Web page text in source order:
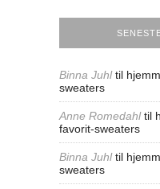
Binna Juhltil
sweaters
Anne Romedahltil
favorit-sweaters
Binna Juhltil
sweaters